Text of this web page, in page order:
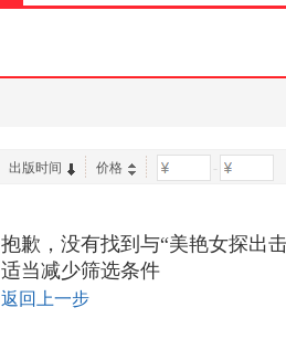
出版时间 价格 -
抱歉，没有找到与“美艳女探出
适当减少筛选条件
返回上一步